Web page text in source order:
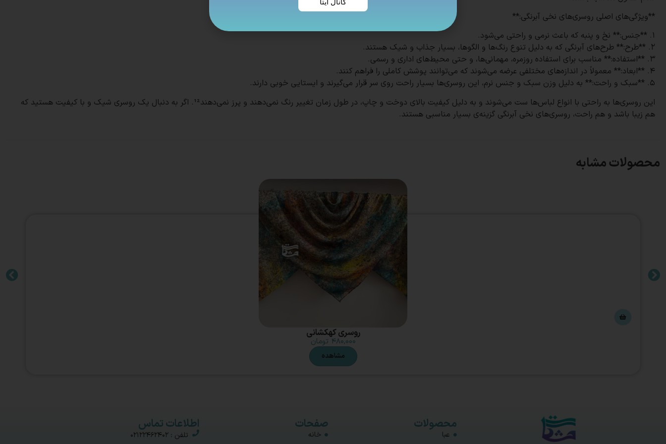
**ویژگی‌های اصلی روسری‌های نخی آبرنگی:**
1. **جنس:** نخ و پنبه که باعث نرمی و راحتی می‌شود.
2. **طرح:** طرح‌های آبرنگی که به دلیل تنوع رنگ‌ها و الگوها، بسیار جذاب و شیک هستند.
3. **استفاده:** مناسب برای استفاده روزمره، مهمانی‌ها، و حتی محیط‌های اداری و رسمی.
4. **ابعاد:** معمولاً در اندازه‌های مختلفی عرضه می‌شوند که می‌توانند پوشش کاملی را فراهم کنند.
5. **سبک و راحت:** به دلیل وزن سبک و جنس نرم، این روسری‌ها بسیار راحت روی سر قرار می‌گیرند و ایستایی خوبی دارند.
این روسری‌ها به راحتی با انواع لباس‌ها ست می‌شوند و به دلیل کیفیت بالای دوخت و چاپ، در طول زمان تغییر رنگ نمی‌دهند و پرز نمی‌دهند¹². اگر به دنبال یک روسری شیک و با کیفیت هستید که
هم زیبا باشد و هم راحت، روسری‌های نخی آبرنگی گزینه‌ی بسیار مناسبی هستند.
محصولات مشابه
روسری کهکشانی
۴۸۰,۰۰۰ تومان
مشاهده
محصولات
عبا
صفحات
خانه
اطلاعات تماس
تلفن : 02122462402